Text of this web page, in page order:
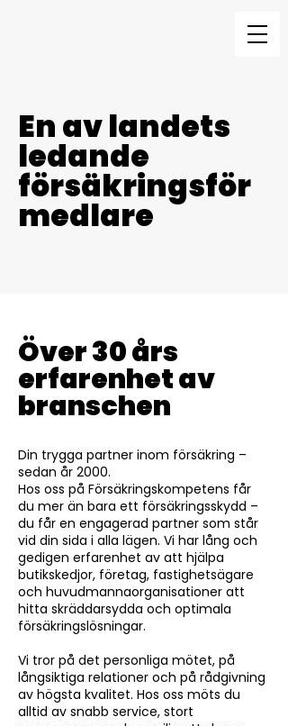
En av landets
ledande
försäkringsför
medlare
Över 30 års
erfarenhet av
branschen
Din trygga partner inom försäkring –
sedan år 2000.
Hos oss på Försäkringskompetens får
du mer än bara ett försäkringsskydd –
du får en engagerad partner som står
vid din sida i alla lägen. Vi har lång och
gedigen erfarenhet av att hjälpa
butikskedjor, företag, fastighetsägare
och huvudmannaorganisationer att
hitta skräddarsydda och optimala
försäkringslösningar.
Vi tror på det personliga mötet, på
långsiktiga relationer och på rådgivning
av högsta kvalitet. Hos oss möts du
alltid av snabb service, stort